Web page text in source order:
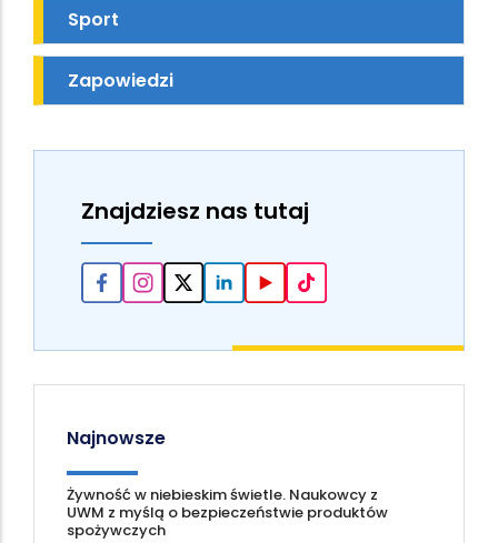
Sport
Zapowiedzi
Znajdziesz nas tutaj
Najnowsze
Żywność w niebieskim świetle. Naukowcy z
UWM z myślą o bezpieczeństwie produktów
spożywczych